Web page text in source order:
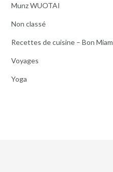
Munz WUOTAI
Non classé
Recettes de cuisine – Bon Miam
Voyages
Yoga